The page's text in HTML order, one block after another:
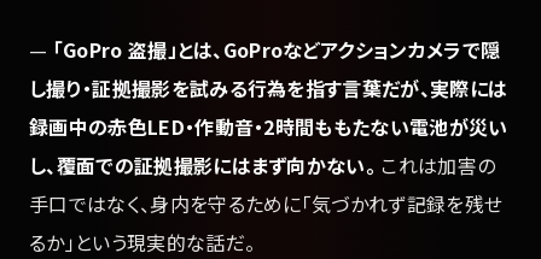
— 「GoPro 盗撮」とは、GoProなどアクションカメラで隠
し撮り・証拠撮影を試みる行為を指す言葉だが、実際には
録画中の赤色LED・作動音・2時間ももたない電池が災い
し、覆面での証拠撮影にはまず向かない。 これは加害の
手口ではなく、身内を守るために「気づかれず記録を残せ
るか」という現実的な話だ。